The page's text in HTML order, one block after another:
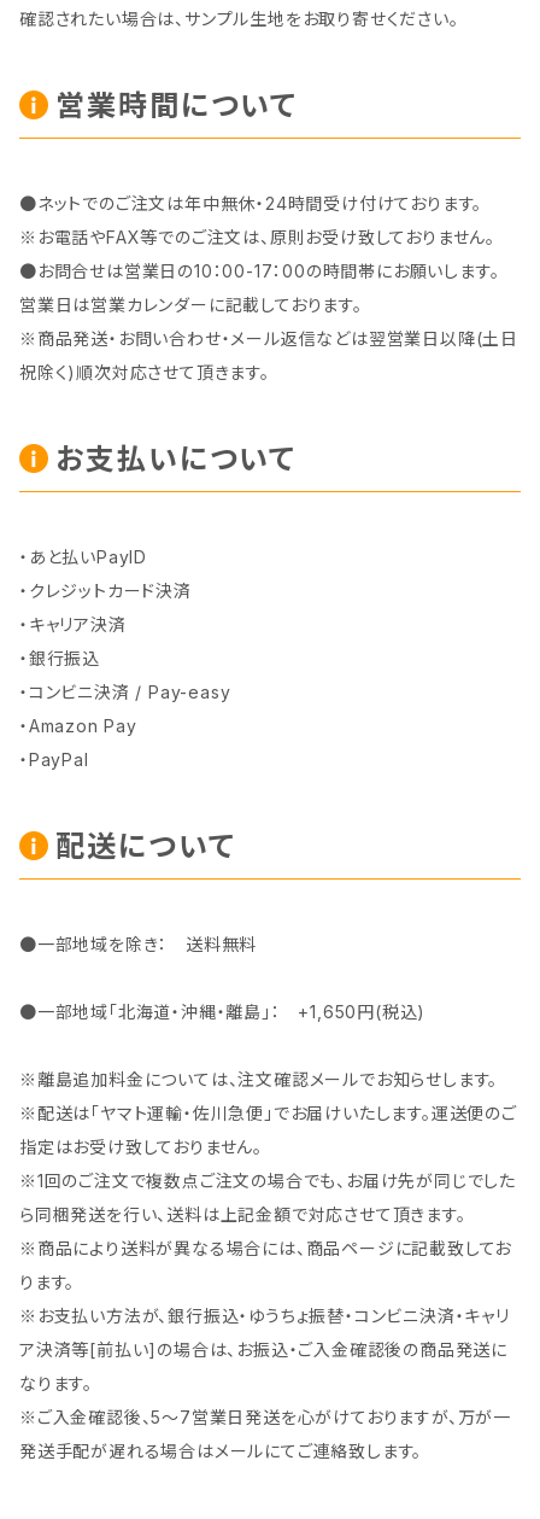
確認されたい場合は、サンプル生地をお取り寄せください。
営業時間について
●ネットでのご注文は年中無休・24時間受け付けております。
※お電話やFAX等でのご注文は、原則お受け致しておりません。
●お問合せは営業日の10：00-17：00の時間帯にお願いします。
営業日は営業カレンダーに記載しております。
※商品発送・お問い合わせ・メール返信などは翌営業日以降(土日
祝除く)順次対応させて頂きます。
お支払いについて
・あと払いPayID
・クレジットカード決済
・キャリア決済
・銀行振込
・コンビニ決済 / Pay-easy
・Amazon Pay
・PayPal
配送について
●一部地域を除き： 送料無料
●一部地域「北海道・沖縄・離島」： +1,650円(税込)
※離島追加料金については、注文確認メールでお知らせします。
※配送は「ヤマト運輸・佐川急便」でお届けいたします。運送便のご
指定はお受け致しておりません。
※1回のご注文で複数点ご注文の場合でも、お届け先が同じでした
ら同梱発送を行い、送料は上記金額で対応させて頂きます。
※商品により送料が異なる場合には、商品ページに記載致してお
ります。
※お支払い方法が、銀行振込・ゆうちょ振替・コンビニ決済・キャリ
ア決済等[前払い]の場合は、お振込・ご入金確認後の商品発送に
なります。
※ご入金確認後、5～7営業日発送を心がけておりますが、万が一
発送手配が遅れる場合はメールにてご連絡致します。